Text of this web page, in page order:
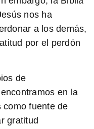
nos ha
a los demás,
por el perdón
de
en la
como fuente de
gratitud